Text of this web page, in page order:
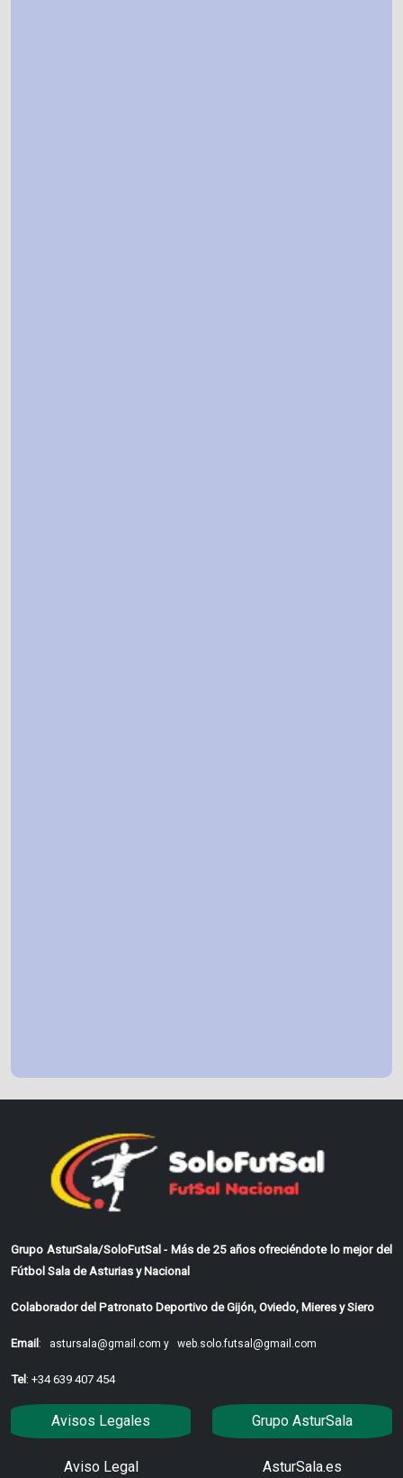
Grupo AsturSala/SoloFutSal - Más de 25 años ofreciéndote lo mejor del
Fútbol Sala de Asturias y Nacional
Colaborador del Patronato Deportivo de Gijón, Oviedo, Mieres y Siero
Email: astursala@gmail.com y web.solo.futsal@gmail.com
Tel: +34 639 407 454
Avisos Legales
Aviso Legal
Grupo AsturSala
AsturSala.es